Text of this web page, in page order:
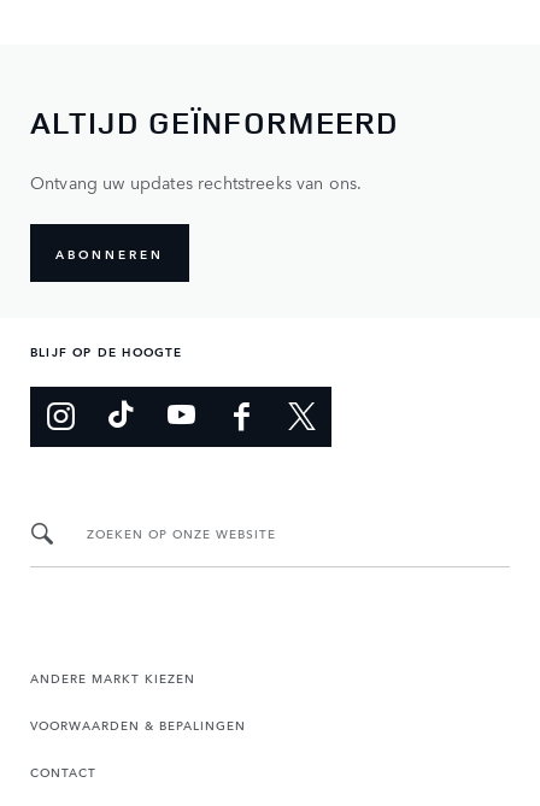
ALTIJD GEÏNFORMEERD
Ontvang uw updates rechtstreeks van ons.
ABONNEREN
BLIJF OP DE HOOGTE
ZOEKEN OP ONZE WEBSITE
ANDERE MARKT KIEZEN
VOORWAARDEN & BEPALINGEN
CONTACT